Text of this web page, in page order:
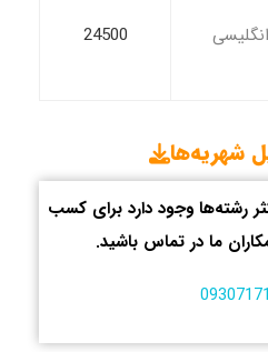
24500 انگلیسی
شهریه‌ها
رشته‌ها وجود دارد برای کسب
ما در تماس باشید.